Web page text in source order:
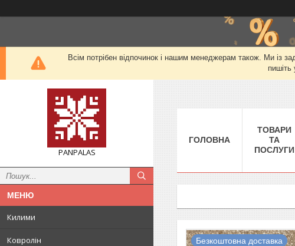
Всім потрібен відпочинок і нашим менеджерам також. Ми із
пишіть
PANPALAS
Килими
Ковролін
ГОЛОВНА
ТОВАРИ
ТА
ПОСЛУГИ
Безкоштовна доставка